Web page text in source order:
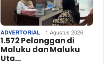
ADVERTORIAL 1 Agustus 2026
1.572 Pelanggan di
Maluku dan Maluku
Uta…